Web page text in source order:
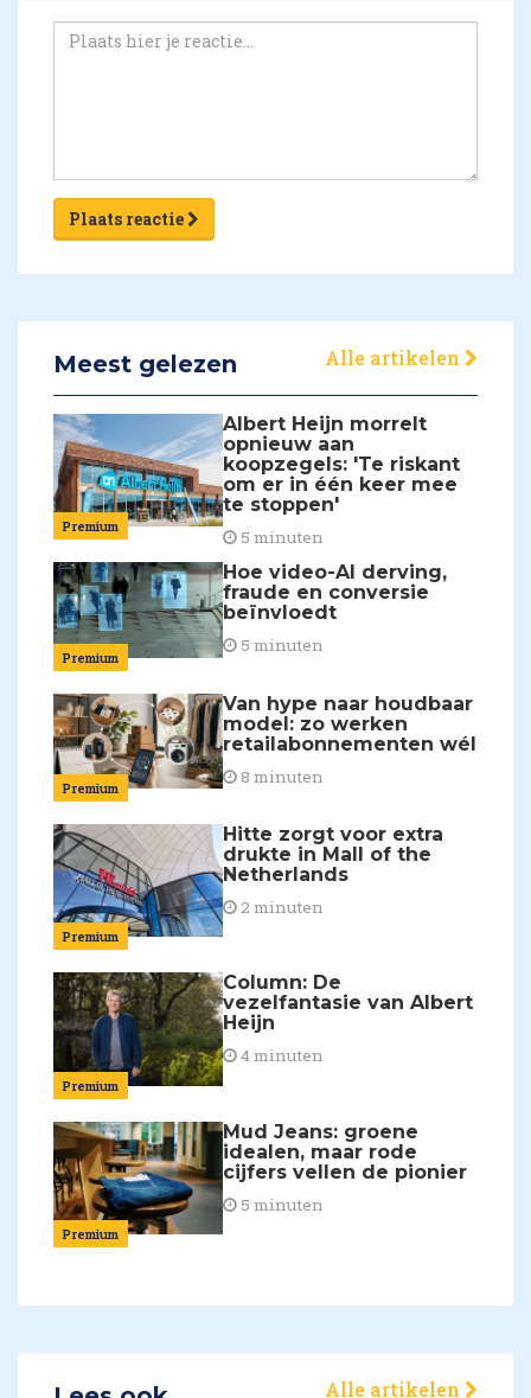
Plaats reactie
Meest gelezen Alle artikelen
Premium
Albert Heijn morrelt
opnieuw aan
koopzegels: 'Te riskant
om er in één keer mee
te stoppen'
5 minuten
Premium
Hoe video-AI derving,
fraude en conversie
beïnvloedt
5 minuten
Premium
Van hype naar houdbaar
model: zo werken
retailabonnementen wél
8 minuten
Premium
Hitte zorgt voor extra
drukte in Mall of the
Netherlands
2 minuten
Premium
Column: De
vezelfantasie van Albert
Heijn
4 minuten
Premium
Mud Jeans: groene
idealen, maar rode
cijfers vellen de pionier
5 minuten
Alle artikelen